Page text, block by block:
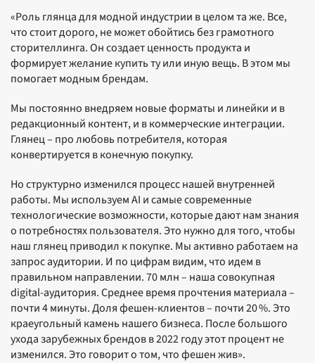
«Роль глянца для модной индустрии в целом та же. Все,
что стоит дорого, не может обойтись без грамотного
сторителлинга. Он создает ценность продукта и
формирует желание купить ту или иную вещь. В этом мы
помогает модным брендам.
Мы постоянно внедряем новые форматы и линейки и в
редакционный контент, и в коммерческие интеграции.
Глянец – про любовь потребителя, которая
конвертируется в конечную покупку.
Но структурно изменился процесс нашей внутренней
работы. Мы используем AI и самые современные
технологические возможности, которые дают нам знания
о потребностях пользователя. Это нужно для того, чтобы
наш глянец приводил к покупке. Мы активно работаем на
запрос аудитории. И по цифрам видим, что идем в
правильном направлении. 70 млн – наша совокупная
digital-аудитория. Среднее время прочтения материала –
почти 4 минуты. Доля фешен-клиентов – почти 20 %. Это
краеугольный камень нашего бизнеса. После большого
ухода зарубежных брендов в 2022 году этот процент не
изменился. Это говорит о том, что фешен жив».